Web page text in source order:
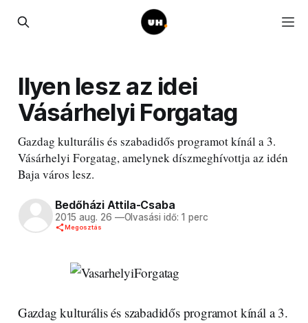
Ilyen lesz az idei
Vásárhelyi Forgatag
Gazdag kulturális és szabadidős programot kínál a 3.
Vásárhelyi Forgatag, amelynek díszmeghívottja az idén
Baja város lesz.
Bedőházi Attila-Csaba
2015 aug. 26 —Olvasási idő: 1 perc
Megosztás
Gazdag kulturális és szabadidős programot kínál a 3.